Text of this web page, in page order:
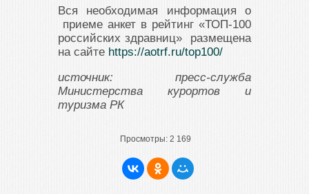
Вся необходимая информация о
приеме анкет в рейтинг «ТОП-100
российских здравниц» размещена
на сайте https://aotrf.ru/top100/
источник: пресс-служба
Министерства курортов и
туризма РК
Просмотры: 2 169